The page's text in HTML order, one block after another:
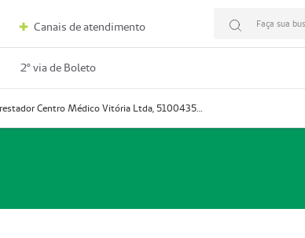
Canais de atendimento Faça sua
2º via de Boleto
Prestador Centro Médico Vitória Ltda, 51004350-4: Centro Médico Vitória Ltda (Nome Fantasia: Policlínica Master)